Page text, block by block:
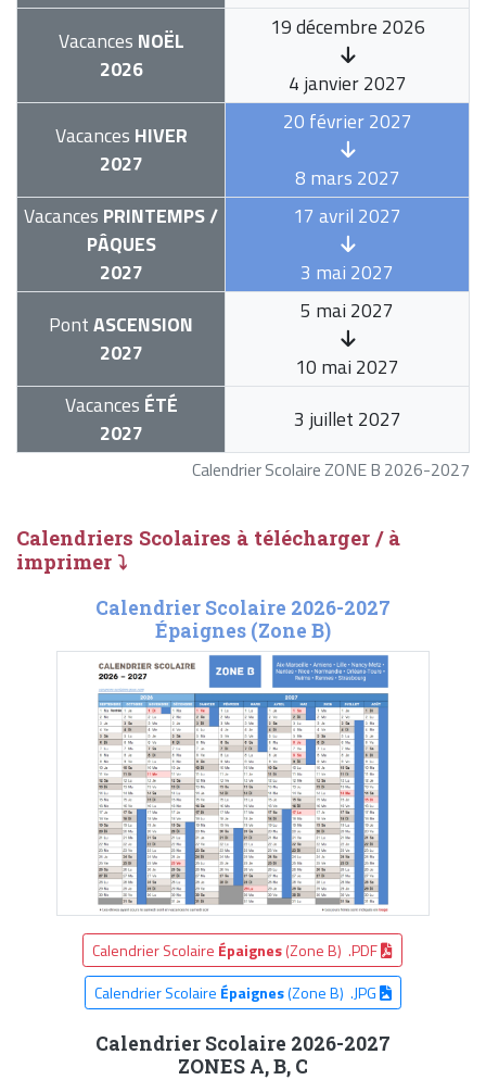
Calendrier Scolaire ZONE B 2026-2027
Vacances NOËL
2026
19 décembre 2026
4 janvier 2027
Vacances HIVER
2027
20 février 2027
8 mars 2027
Vacances PRINTEMPS /
PÂQUES
2027
17 avril 2027
3 mai 2027
PontASCENSION
2027
5 mai 2027
10 mai 2027
Vacances ÉTÉ
2027
3 juillet 2027
Calendriers Scolaires à télécharger / à
imprimer ⤵
Calendrier Scolaire 2026-2027
Épaignes (Zone B)
Calendrier Scolaire Épaignes(Zone B) .PDF
Calendrier Scolaire Épaignes(Zone B) .JPG
Calendrier Scolaire 2026-2027
ZONES A, B, C